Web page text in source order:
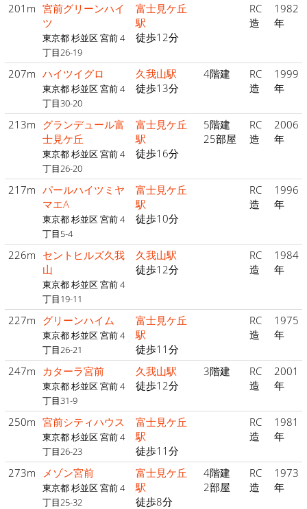
201m 宮前グリーンハイ
ツ
東京都 杉並区 宮前 4
丁目26-19
富士見ケ丘
駅
徒歩12分
RC
造
1982
年
207m ハイツイグロ
東京都 杉並区 宮前 4
丁目30-20
久我山駅
徒歩13分
4階建
RC
造
1999
年
213m グランデュール富
士見ケ丘
東京都 杉並区 宮前 4
丁目26-20
富士見ケ丘
駅
徒歩16分
5階建
25部屋
RC
造
2006
年
217m パールハイツミヤ
マエA
東京都 杉並区 宮前 4
丁目5-4
富士見ケ丘
駅
徒歩10分
RC
造
1996
年
226m セントヒルズ久我
山
東京都 杉並区 宮前 4
丁目19-11
久我山駅
徒歩12分
RC
造
1984
年
227m グリーンハイム
東京都 杉並区 宮前 4
丁目26-21
富士見ケ丘
駅
徒歩11分
RC
造
1975
年
247m カターラ宮前
東京都 杉並区 宮前 4
丁目31-9
久我山駅
徒歩12分
3階建
RC
造
2001
年
250m 宮前シティハウス
東京都 杉並区 宮前 4
丁目26-23
富士見ケ丘
駅
徒歩11分
RC
造
1981
年
273m メゾン宮前
東京都 杉並区 宮前 4
丁目25-32
富士見ケ丘
駅
徒歩8分
4階建
2部屋
RC
造
1973
年